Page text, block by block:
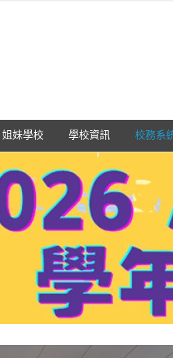
姐妹學校 學校資訊 校務系